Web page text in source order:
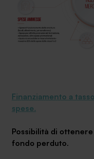
Finanziamento a
spese.
Possibilità di
fondo perduto.